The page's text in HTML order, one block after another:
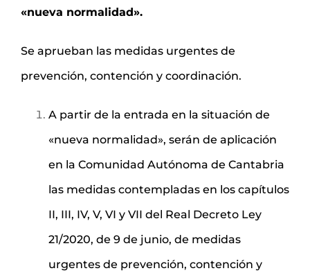
«nueva normalidad».
Se aprueban las medidas urgentes de
prevención, contención y coordinación.
A partir de la entrada en la situación de
«nueva normalidad», serán de aplicación
en la Comunidad Autónoma de Cantabria
las medidas contempladas en los capítulos
II, III, IV, V, VI y VII del Real Decreto Ley
21/2020, de 9 de junio, de medidas
urgentes de prevención, contención y